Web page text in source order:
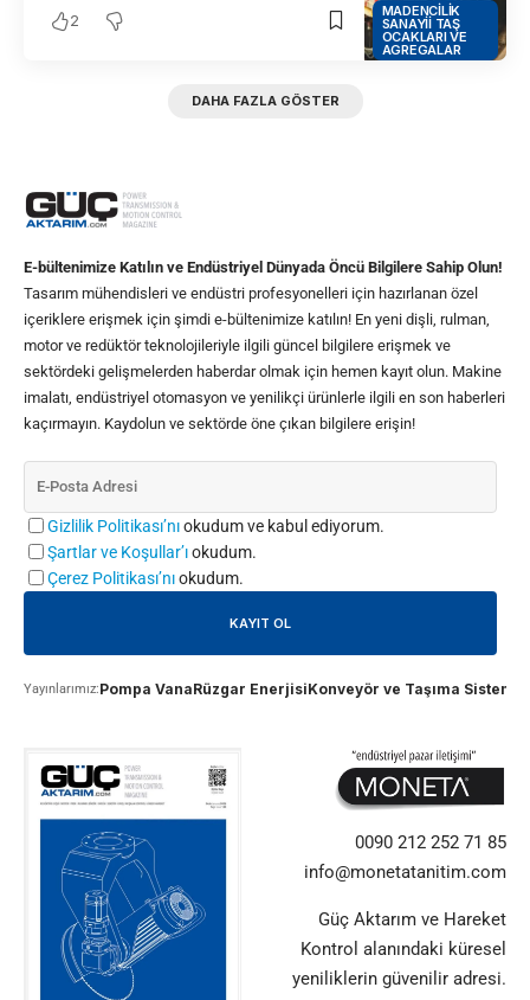
MADENCILIK
SANAYII TAŞ
OCAKLARI VE
AGREGALAR
2
DAHA FAZLA GÖSTER
E-bültenimize Katılın ve Endüstriyel Dünyada Öncü Bilgilere Sahip Olun!
Tasarım mühendisleri ve endüstri profesyonelleri için hazırlanan özel
içeriklere erişmek için şimdi e-bültenimize katılın! En yeni dişli, rulman,
motor ve redüktör teknolojileriyle ilgili güncel bilgilere erişmek ve
sektördeki gelişmelerden haberdar olmak için hemen kayıt olun. Makine
imalatı, endüstriyel otomasyon ve yenilikçi ürünlerle ilgili en son haberleri
kaçırmayın. Kaydolun ve sektörde öne çıkan bilgilere erişin!
Gizlilik Politikası’nıokudum ve kabul ediyorum.
Şartlar ve Koşullar’ıokudum.
Çerez Politikası’nıokudum.
Yayınlarımız:Pompa VanaRüzgar EnerjisiKonveyör ve Taşıma
0090 212 252 71 85
info@monetatanitim.com
Güç Aktarım ve Hareket
Kontrol alanındaki küresel
yeniliklerin güvenilir adresi.